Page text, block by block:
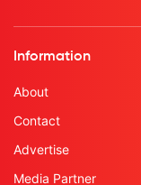
Information
About
Contact
Advertise
Media Partner